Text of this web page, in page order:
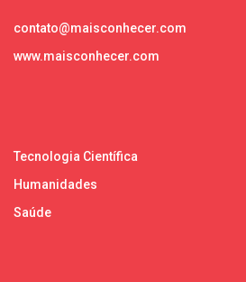
contato@maisconhecer.com
www.maisconhecer.com
Tecnologia Científica
Humanidades
Saúde